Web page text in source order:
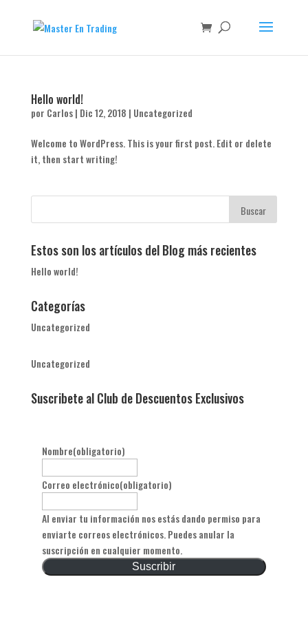
Hello world!
por Carlos| Dic 12, 2018 | Uncategorized
Welcome to WordPress. This is your first post. Edit or delete
it, then start writing!
Estos son los artículos del Blog más recientes
Hello world!
Categorías
Uncategorized
Uncategorized
Suscribete al Club de Descuentos Exclusivos
Nombre(obligatorio)
Correo electrónico(obligatorio)
Al enviar tu información nos estás dando permiso para
enviarte correos electrónicos. Puedes anular la
suscripción en cualquier momento.
Suscribir